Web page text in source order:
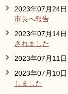
2023年07月24日
市長へ報告
2023年07月14日
されました
2023年07月11日
2023年07月10日
しました